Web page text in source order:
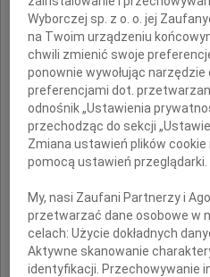
w
Ze smutkiem przyjęliśmy wiadomość
akademickiego, a w latach 1993-
Wyborczej sp. z o. o. jej
na Twoim urządzeniu
chwili zmienić swoje
ponownie wywołując
preferencjami dot.
odnośnik „Ustawienia
przechodząc do sekcji
Zmiana ustawień plików
pomocą ustawień przeglądarki.
My, nasi Zaufani Partnerzy i
przetwarzać dane osobowe w
celach:Użycie dokładnych
Aktywne skanowanie
identyfikacji. Przechowywanie